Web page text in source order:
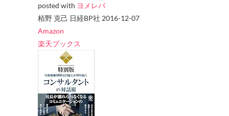
posted with ヨメレバ
栢野 克己 日経BP社 2016-12-07
Amazon
楽天ブックス